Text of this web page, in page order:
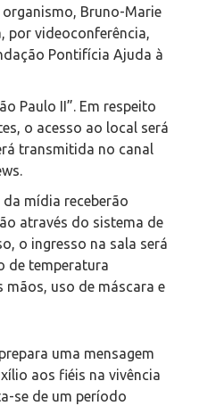
Bruno-Marie
por videoconferência,
Pontifícia Ajuda à
Paulo II”. Em respeito
o acesso ao local será
transmitida no canal
.
mídia receberão
através do sistema de
o ingresso na sala será
de temperatura
mãos, uso de máscara e
uma mensagem
aos fiéis na vivência
se de um período